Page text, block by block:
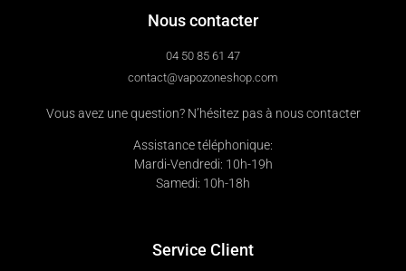
Nous contacter
04 50 85 61 47
contact@vapozoneshop.com
Vous avez une question? N’hésitez pas à nous contacter
Assistance téléphonique:
Mardi-Vendredi: 10h-19h
Samedi: 10h-18h
Service Client